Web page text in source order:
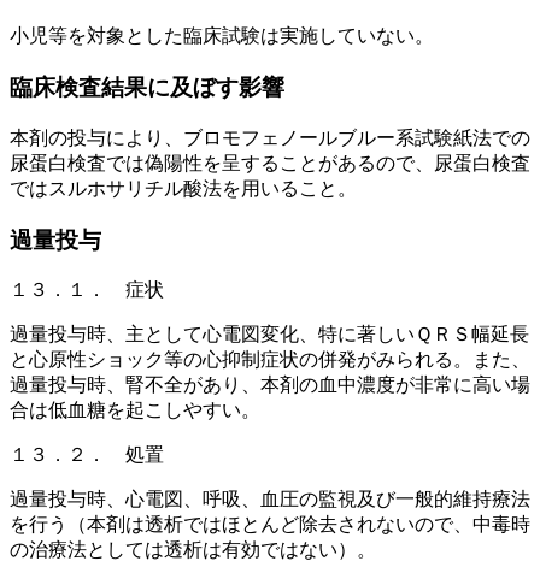
小児等を対象とした臨床試験は実施していない。
臨床検査結果に及ぼす影響
本剤の投与により、ブロモフェノールブルー系試験紙法での
尿蛋白検査では偽陽性を呈することがあるので、尿蛋白検査
ではスルホサリチル酸法を用いること。
過量投与
１３．１． 症状
過量投与時、主として心電図変化、特に著しいＱＲＳ幅延長
と心原性ショック等の心抑制症状の併発がみられる。また、
過量投与時、腎不全があり、本剤の血中濃度が非常に高い場
合は低血糖を起こしやすい。
１３．２． 処置
過量投与時、心電図、呼吸、血圧の監視及び一般的維持療法
を行う（本剤は透析ではほとんど除去されないので、中毒時
の治療法としては透析は有効ではない）。